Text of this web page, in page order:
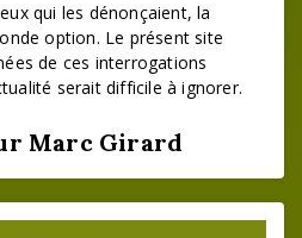
qui les dénonçaient, la
option. Le présent site
de ces interrogations
serait difficile à ignorer.
Marc Girard